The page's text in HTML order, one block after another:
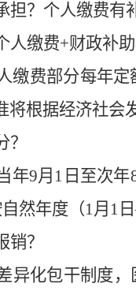
？个人缴费有
人缴费+财政补
缴费部分每年定
根据经济社会
年9月 1 日至次年
然年度（1月 1
？
异化包干制度